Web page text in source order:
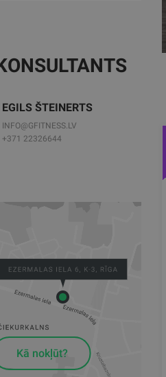
EGILS ŠTEINERTS
INFO@GFITNESS.LV
+371 22326644
Kā nokļūt?